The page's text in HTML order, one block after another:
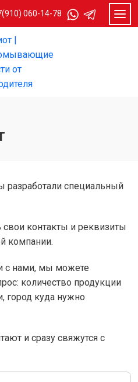
060-14-78
специальный
контакты и реквизиты
компании.
с нами, мы можете
количество продукции
город куда нужно
и сразу свяжутся с